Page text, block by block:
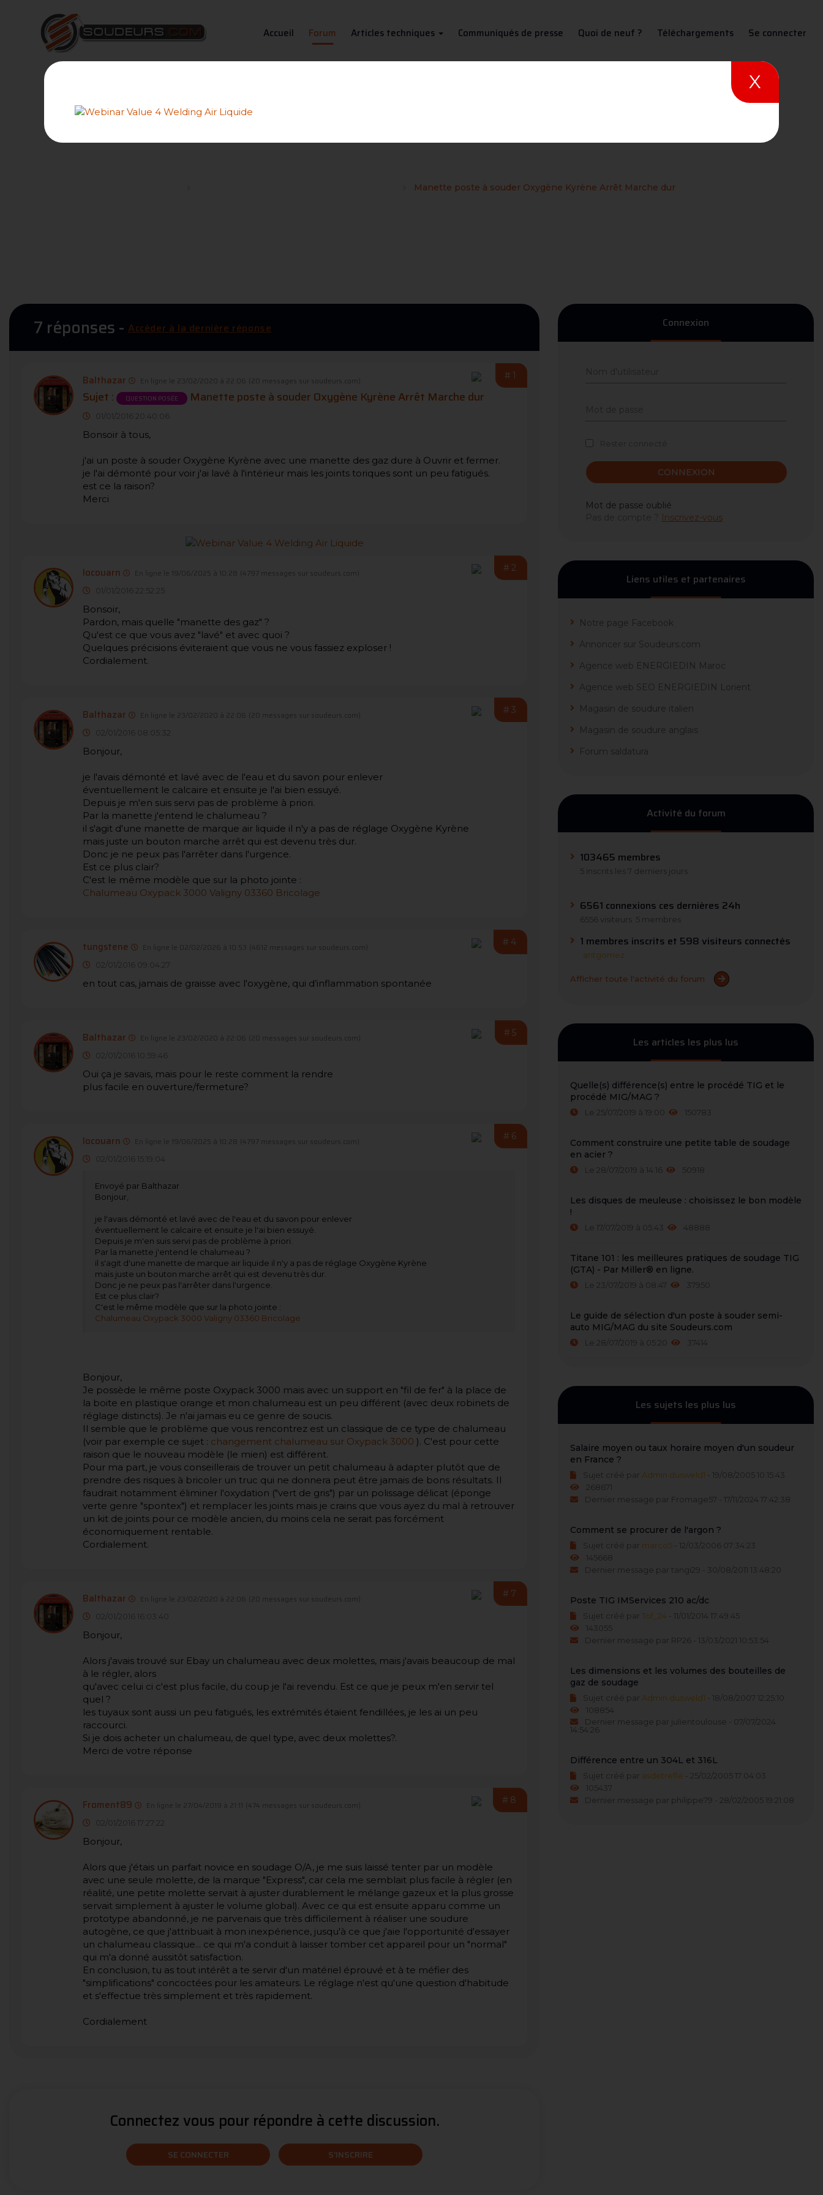
Accueil Forum Articles techniques Communiqués de presse Quoi de neuf ? Téléchargements Se connecter
Manette poste à souder Oxygène Kyrène Arrêt Marche dur
7 réponses - Accéder à la dernière réponse
#1
Balthazar En ligne le 23/02/2020 à 22:06 (20 messages sur soudeurs.com)
Sujet : QUESTION POSÉE Manette poste à souder Oxygène Kyrène Arrêt Marche dur
01/01/2016 20:40:06
Bonsoir à tous,
j'ai un poste à souder Oxygène Kyrène avec une manette des gaz dure à Ouvrir et fermer.
je l'ai démonté pour voir j'ai lavé à l'intérieur mais les joints toriques sont un peu fatigués.
est ce la raison?
Merci
#2
locouarn En ligne le 19/06/2025 à 10:28 (4797 messages sur soudeurs.com)
01/01/2016 22:52:25
Bonsoir,
Pardon, mais quelle "manette des gaz" ?
Qu'est ce que vous avez "lavé" et avec quoi ?
Quelques précisions éviteraient que vous ne vous fassiez exploser !
Cordialement.
#3
Balthazar En ligne le 23/02/2020 à 22:06 (20 messages sur soudeurs.com)
02/01/2016 08:05:32
Bonjour,
je l'avais démonté et lavé avec de l'eau et du savon pour enlever
éventuellement le calcaire et ensuite je l'ai bien essuyé.
Depuis je m'en suis servi pas de problème à priori.
Par la manette j'entend le chalumeau ?
il s'agit d'une manette de marque air liquide il n'y a pas de réglage Oxygène Kyrène
mais juste un bouton marche arrêt qui est devenu très dur.
Donc je ne peux pas l'arrêter dans l'urgence.
Est ce plus clair?
C'est le même modèle que sur la photo jointe :
Chalumeau Oxypack 3000 Valigny 03360 Bricolage
#4
tungstene En ligne le 02/02/2026 à 10:53 (4612 messages sur soudeurs.com)
02/01/2016 09:04:27
en tout cas, jamais de graisse avec l'oxygène, qui d’inflammation spontanée
#5
Balthazar En ligne le 23/02/2020 à 22:06 (20 messages sur soudeurs.com)
02/01/2016 10:59:46
Oui ça je savais, mais pour le reste comment la rendre
plus facile en ouverture/fermeture?
#6
locouarn En ligne le 19/06/2025 à 10:28 (4797 messages sur soudeurs.com)
02/01/2016 15:19:04
Envoyé par Balthazar
Bonjour,
je l'avais démonté et lavé avec de l'eau et du savon pour enlever
éventuellement le calcaire et ensuite je l'ai bien essuyé.
Depuis je m'en suis servi pas de problème à priori.
Par la manette j'entend le chalumeau ?
il s'agit d'une manette de marque air liquide il n'y a pas de réglage Oxygène Kyrène
mais juste un bouton marche arrêt qui est devenu très dur.
Donc je ne peux pas l'arrêter dans l'urgence.
Est ce plus clair?
C'est le même modèle que sur la photo jointe :
Chalumeau Oxypack 3000 Valigny 03360 Bricolage
Bonjour,
Je possède le même poste Oxypack 3000 mais avec un support en "fil de fer" à la place de
la boite en plastique orange et mon chalumeau est un peu différent (avec deux robinets de
réglage distincts). Je n'ai jamais eu ce genre de soucis.
Il semble que le problème que vous rencontrez est un classique de ce type de chalumeau
(voir par exemple ce sujet : changement chalumeau sur Oxypack 3000 ). C'est pour cette
raison que le nouveau modèle (le mien) est différent.
Pour ma part, je vous conseillerais de trouver un petit chalumeau à adapter plutôt que de
prendre des risques à bricoler un truc qui ne donnera peut être jamais de bons résultats. Il
faudrait notamment éliminer l'oxydation ("vert de gris") par un polissage délicat (éponge
verte genre "spontex") et remplacer les joints mais je crains que vous ayez du mal à retrouver
un kit de joints pour ce modèle ancien, du moins cela ne serait pas forcément
économiquement rentable.
Cordialement.
#7
Balthazar En ligne le 23/02/2020 à 22:06 (20 messages sur soudeurs.com)
02/01/2016 16:03:40
Bonjour,
Alors j'avais trouvé sur Ebay un chalumeau avec deux molettes, mais j'avais beaucoup de mal
à le régler, alors
qu'avec celui ci c'est plus facile, du coup je l'ai revendu. Est ce que je peux m'en servir tel
quel ?
les tuyaux sont aussi un peu fatigués, les extrémités étaient fendillées, je les ai un peu
raccourci.
Si je dois acheter un chalumeau, de quel type, avec deux molettes?.
Merci de votre réponse
#8
Froment89 En ligne le 27/04/2019 à 21:11 (474 messages sur soudeurs.com)
02/01/2016 17:27:22
Bonjour,
Alors que j'étais un parfait novice en soudage O/A, je me suis laissé tenter par un modèle
avec une seule molette, de la marque "Express", car cela me semblait plus facile à régler (en
réalité, une petite molette servait à ajuster durablement le mélange gazeux et la plus grosse
servait simplement à ajuster le volume global). Avec ce qui est ensuite apparu comme un
prototype abandonné, je ne parvenais que très difficilement à réaliser une soudure
autogène, ce que j'attribuait à mon inexpérience, jusqu'à ce que j'aie l'opportunité d'essayer
un chalumeau classique... ce qui m'a conduit à laisser tomber cet appareil pour un "normal"
qui m'a donné aussitôt satisfaction.
En conclusion, tu as tout intérêt a te servir d'un matériel éprouvé et à te méfier des
"simplifications" concoctées pour les amateurs. Le réglage n'est qu'une question d'habitude
et s'effectue très simplement et très rapidement.
Cordialement
Connectez vous pour répondre à cette discussion.
SE CONNECTER S'INSCRIRE
Connexion
CONNEXION
Mot de passe oublié
Inscrivez-vous
Liens utiles et partenaires
Notre page Facebook
Annoncer sur Soudeurs.com
Agence web ENERGIEDIN Maroc
Agence web SEO ENERGIEDIN Lorient
Magasin de soudure italien
Magasin de soudure anglais
Forum saldatura
Activité du forum
103465 membres
5 inscrits les 7 derniers jours
6561 connexions ces dernières 24h
6556 visiteurs 5 membres
1 membres inscrits et 598 visiteurs connectés
antgomez
Afficher toute l'activité du forum
Les articles les plus lus
Quelle(s) différence(s) entre le procédé TIG et le
procédé MIG/MAG ?
Le 25/07/2019 à 19:00 150783
Comment construire une petite table de soudage
en acier ?
Le 28/07/2019 à 14:16 50918
Les disques de meuleuse : choisissez le bon modèle
!
Le 17/07/2019 à 05:43 48888
Titane 101 : les meilleures pratiques de soudage TIG
(GTA) - Par Miller® en ligne.
Le 23/07/2019 à 08:47 37950
Le guide de sélection d'un poste à souder semi-
auto MIG/MAG du site Soudeurs.com
Le 28/07/2019 à 05:20 37414
Les sujets les plus lus
Salaire moyen ou taux horaire moyen d'un soudeur
en France ?
Sujet créé par Admin dusweld1 - 19/08/2005 10:15:43
268671
Dernier message par Fromage57 - 17/11/2024 17:42:38
Comment se procurer de l'argon ?
Sujet créé par marco5 - 12/03/2006 07:34:23
145668
Dernier message par tangi29 - 30/08/2011 13:48:20
Poste TIG IMServices 210 ac/dc
Sujet créé par Tof_24 - 11/01/2014 17:49:45
143055
Dernier message par RP26 - 13/03/2021 10:53:54
Les dimensions et les volumes des bouteilles de
gaz de soudage
Sujet créé par Admin dusweld1 - 18/08/2007 12:25:10
108854
Dernier message par julientoulouse - 07/07/2024
14:54:26
Différence entre un 304L et 316L
Sujet créé par asdetrefle - 25/02/2005 17:04:03
105437
Dernier message par philippe79 - 28/02/2005 19:21:08
X